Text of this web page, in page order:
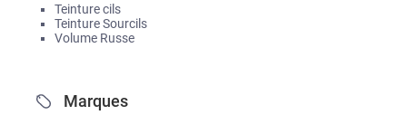
Teinture cils
Teinture Sourcils
Volume Russe
Marques